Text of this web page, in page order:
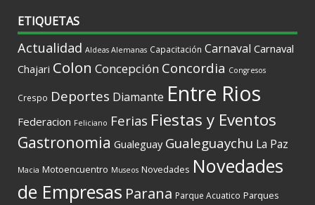
ETIQUETAS
Actualidad Aldeas Alemanas Capacitación Carnaval Carnaval
Chajari Colon Concepción Concordia Congresos
Crespo Deportes Diamante Entre Rios
Federacion Feliciano Ferias Fiestas y Eventos
Gastronomia Gualeguay Gualeguaychu La Paz
Macia Motoencuentro Museos Novedades Novedades
de Empresas Parana Parque Acuatico Parques